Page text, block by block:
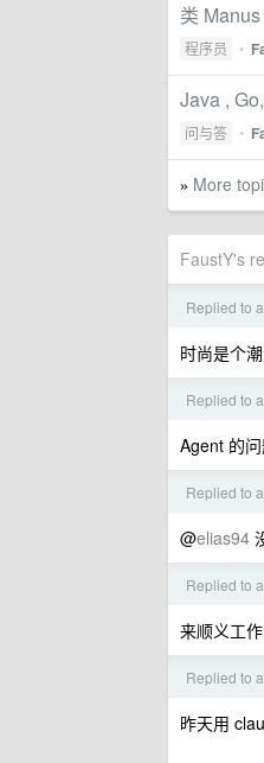
类
程序员 •
Java ,
问与答 •
» More
FaustY's
Replied to
时尚是个
Replied to
Agent 的
Replied to
@elias94
Replied to
来顺义工
Replied to
昨天用